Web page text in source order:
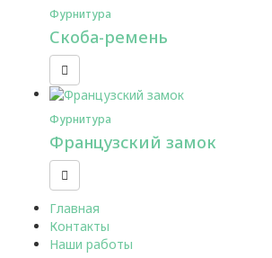
Фурнитура
Скоба-ремень
Фурнитура
Французский замок
Главная
Контакты
Наши работы